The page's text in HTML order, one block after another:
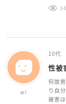
ari
10代
性被
何故
り自
被害